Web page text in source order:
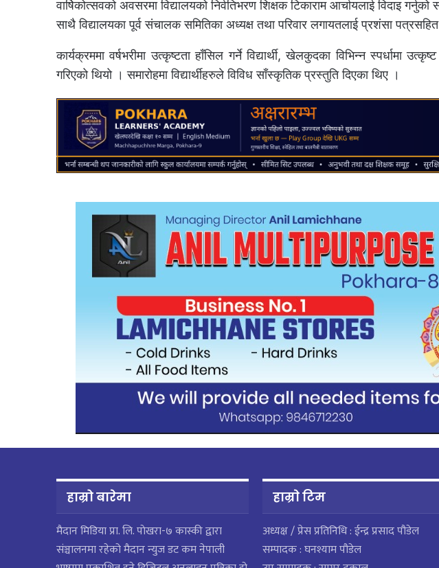
वार्षिकोत्सवको अवसरमा विद्यालयको निर्वतिभरण शिक्षक टिकाराम आर्चायलाई विदाइ
साथै विद्यालयका पूर्व संचालक समितिका अध्यक्ष तथा परिवार लगायतलाई प्रशंसा पत्रसहित
कार्यक्रममा वर्षभरीमा उत्कृष्टता हाँसिल गर्ने विद्यार्थी, खेलकुदका विभिन्न स्पर्धामा
गरिएको थियो । समारोहमा विद्यार्थीहरुले विविध साँस्कृतिक प्रस्तुति दिएका थिए ।
हाम्रो बारेमा
मैदान मिडिया प्रा. लि. पाेखरा-७ कास्की द्वारा
संञ्चालनमा रहेको मैदान न्युज डट कम नेपाली
हाम्राे टिम
अध्यक्ष / प्रेस प्रतिनिधि : ईन्द्र प्रसाद पौडेल
सम्पादक : घनश्याम पौडेल